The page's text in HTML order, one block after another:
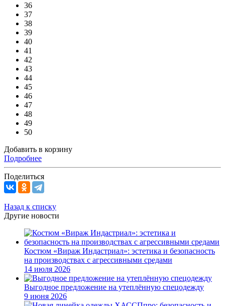
36
37
38
39
40
41
42
43
44
45
46
47
48
49
50
Добавить в корзину
Подробнее
Поделиться
Назад к списку
Другие новости
Костюм «Вираж Индастриал»: эстетика и безопасность
на производствах с агрессивными средами
14 июля 2026
Выгодное предложение на утеплённую спецодежду
9 июня 2026